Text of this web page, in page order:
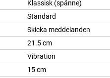
Klassisk (spänne)
Standard
Skicka meddelanden
21.5 cm
Vibration
15 cm